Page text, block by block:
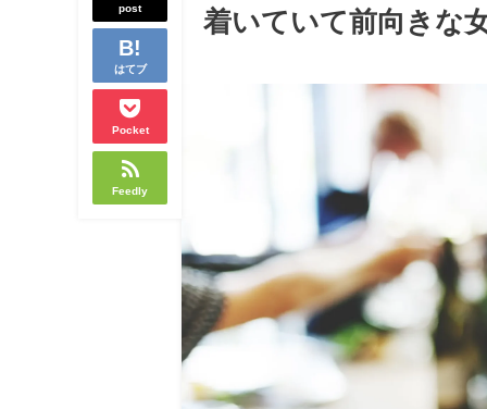
post
はてブ
Pocket
Feedly
着いていて前向きな